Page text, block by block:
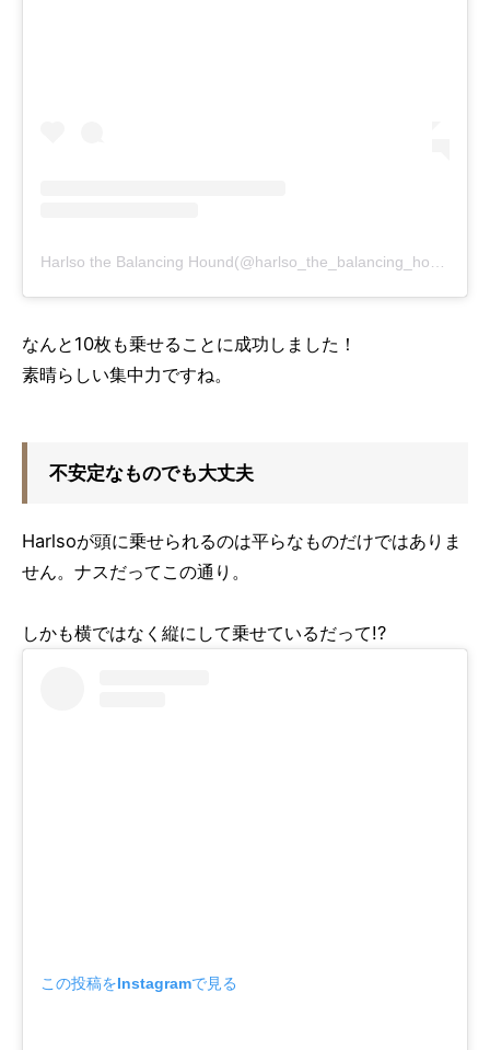
なんと10枚も乗せることに成功しました！
素晴らしい集中力ですね。
不安定なものでも大丈夫
Harlsoが頭に乗せられるのは平らなものだけではありま
せん。ナスだってこの通り。
しかも横ではなく縦にして乗せているだって!?
この投稿をInstagramで見る